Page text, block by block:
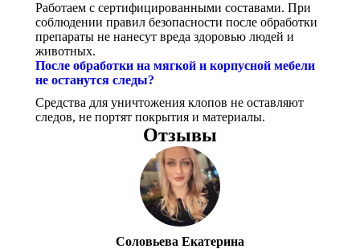
Работаем с сертифицированными составами. При
соблюдении правил безопасности после обработки
препараты не нанесут вреда здоровью людей и
животных.
После обработки на мягкой и корпусной мебели
не останутся следы?
Средства для уничтожения клопов не оставляют
следов, не портят покрытия и материалы.
Отзывы
Соловьева Екатерина